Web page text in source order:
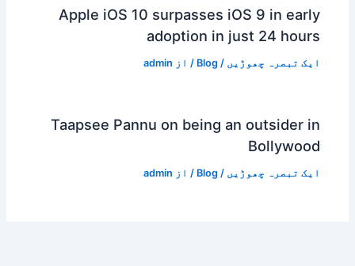
Apple iOS 10 surpasses iOS 9 in early
adoption in just 24 hours
ایک تبصرہ چھوڑیں /
Blog / از admin
Taapsee Pannu on being an outsider in
Bollywood
ایک تبصرہ چھوڑیں /
Blog / از admin